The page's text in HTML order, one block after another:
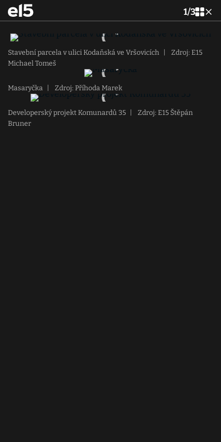
1/3
Stavební parcela v ulici Kodaňská ve Vršovicích
Zdroj: E15
Michael Tomeš
Masaryčka Zdroj: Příhoda Marek
Developerský projekt Komunardů 35
Zdroj: E15 Štěpán
Bruner